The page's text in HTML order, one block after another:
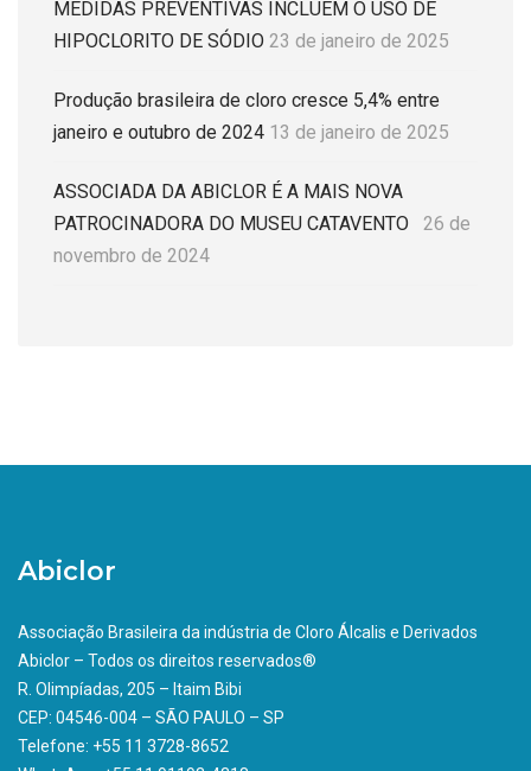
MEDIDAS PREVENTIVAS INCLUEM O USO DE
HIPOCLORITO DE SÓDIO 23 de janeiro de 2025
Produção brasileira de cloro cresce 5,4% entre
janeiro e outubro de 2024 13 de janeiro de 2025
ASSOCIADA DA ABICLOR É A MAIS NOVA
PATROCINADORA DO MUSEU CATAVENTO
26 de
novembro de 2024
Abiclor
Associação Brasileira da indústria de Cloro Álcalis e Derivados
Abiclor – Todos os direitos reservados®
R. Olimpíadas, 205 – Itaim Bibi
CEP: 04546-004 – SÃO PAULO – SP
Telefone: +55 11 3728-8652